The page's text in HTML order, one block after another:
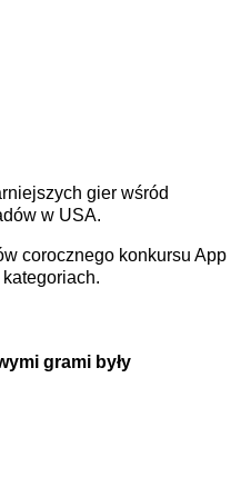
gier wśród
w USA.
corocznego konkursu App
grami były